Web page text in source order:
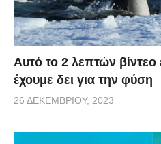
Αυτό το 2 λεπτών βίντεο
έχουμε δει για την φύση
26 ΔΕΚΕΜΒΡΊΟΥ, 2023